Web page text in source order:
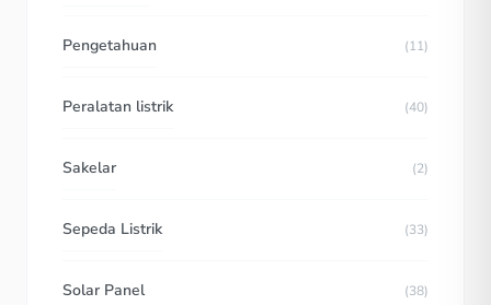
Pengetahuan (11)
Peralatan listrik (40)
Sakelar (2)
Sepeda Listrik (33)
Solar Panel (38)